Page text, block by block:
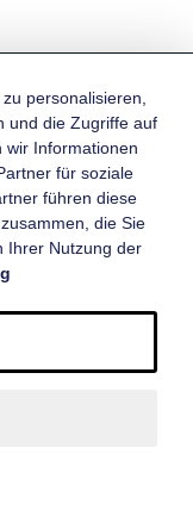
vorbehalten.
personalisieren,
und die Zugriffe auf
wir Informationen
für soziale
führen diese
die Sie
Ihrer Nutzung der